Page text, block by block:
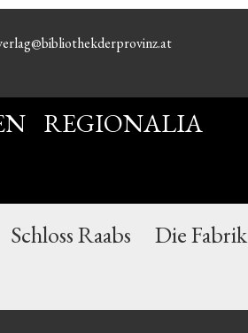
REGIONALIA
Schloss Raabs
Die Fabrik